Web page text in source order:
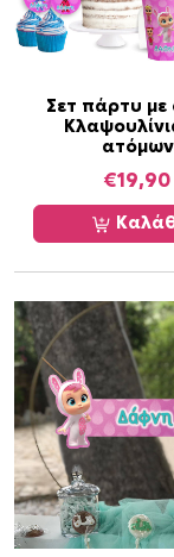
ί
ν
λ
ι
ν
η
1
τ
μ
χ
π
Σετ πάρτυ με
ατόμων
€19,90